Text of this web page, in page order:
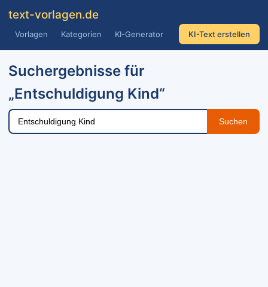
text-vorlagen.de
Vorlagen Kategorien KI-Generator KI-Text erstellen
Suchergebnisse für
„Entschuldigung Kind“
Suchen